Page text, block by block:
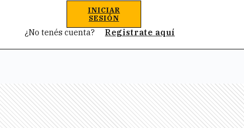
INICIAR
SESIÓN
¿No tenés cuenta? Registrate aquí